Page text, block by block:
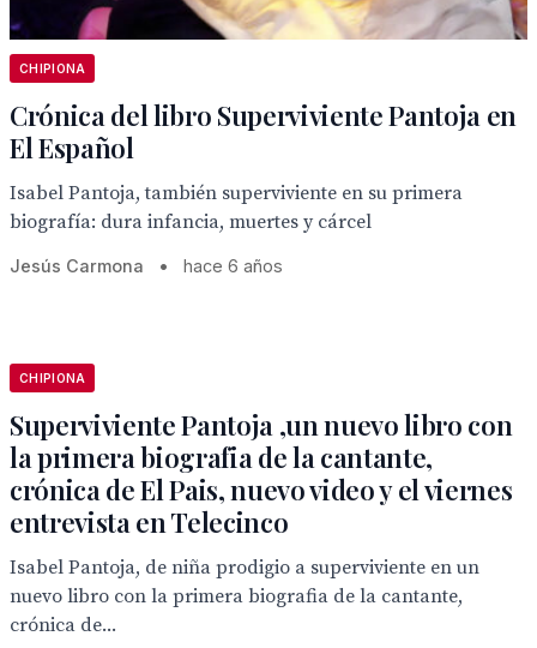
CHIPIONA
Crónica del libro Superviviente Pantoja en
El Español
Isabel Pantoja, también superviviente en su primera
biografía: dura infancia, muertes y cárcel
Jesús Carmona • hace 6 años
CHIPIONA
Superviviente Pantoja ,un nuevo libro con
la primera biografia de la cantante,
crónica de El Pais, nuevo video y el viernes
entrevista en Telecinco
Isabel Pantoja, de niña prodigio a superviviente en un
nuevo libro con la primera biografia de la cantante,
crónica de...